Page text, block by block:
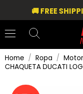
🚚 FREE
Home Ropa
CHAQUETA DUCATI